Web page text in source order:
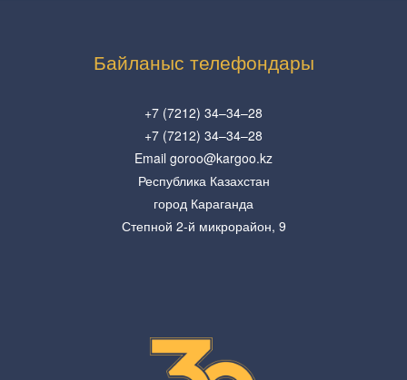
Байланыс телефондары
+7 (7212) 34–34–28
+7 (7212) 34–34–28
Email goroo@kargoo.kz
Республика Казахстан
город Караганда
Степной 2-й микрорайон, 9